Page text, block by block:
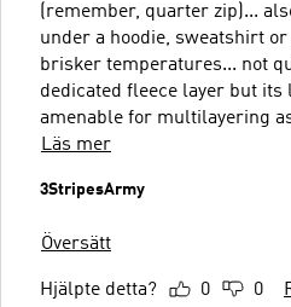
(remember, quarter zip)... also
under a hoodie, sweatshirt
brisker temperatures... not
dedicated fleece layer but
amenable for multilayering
Läs mer
3StripesArmy
Översätt
Hjälpte detta? 0 0